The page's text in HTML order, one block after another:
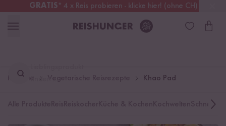
GRATIS* 4 x Reis probieren - klicke hier! (ohne CH)
Deutschland Kostenloser Versand
finden ...
Rezepte Khao Pad
Schnelle